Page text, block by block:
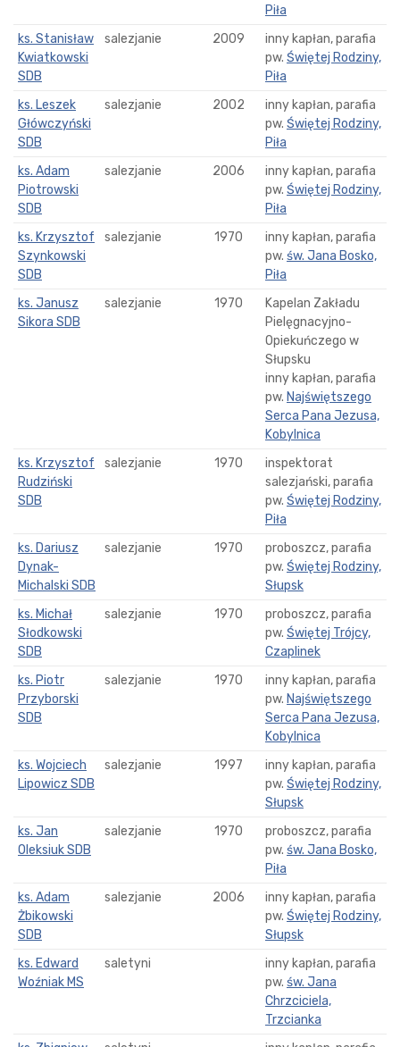
Piła
ks. Stanisław
Kwiatkowski
SDB
salezjanie 2009
inny kapłan, parafia
pw. Świętej Rodziny,
Piła
ks. Leszek
Główczyński
SDB
salezjanie 2002
inny kapłan, parafia
pw. Świętej Rodziny,
Piła
ks. Adam
Piotrowski
SDB
salezjanie 2006
inny kapłan, parafia
pw. Świętej Rodziny,
Piła
ks. Krzysztof
Szynkowski
SDB
salezjanie 1970
inny kapłan, parafia
pw. św. Jana Bosko,
Piła
ks. Janusz
Sikora SDB
salezjanie 1970
Kapelan Zakładu
Pielęgnacyjno-
Opiekuńczego w
Słupsku
inny kapłan, parafia
pw. Najświętszego
Serca Pana Jezusa,
Kobylnica
ks. Krzysztof
Rudziński
SDB
salezjanie 1970
inspektorat
salezjański, parafia
pw. Świętej Rodziny,
Piła
ks. Dariusz
Dynak-
Michalski SDB
salezjanie 1970
proboszcz, parafia
pw. Świętej Rodziny,
Słupsk
ks. Michał
Słodkowski
SDB
salezjanie 1970
proboszcz, parafia
pw. Świętej Trójcy,
Czaplinek
ks. Piotr
Przyborski
SDB
salezjanie 1970
inny kapłan, parafia
pw. Najświętszego
Serca Pana Jezusa,
Kobylnica
ks. Wojciech
Lipowicz SDB
salezjanie 1997
inny kapłan, parafia
pw. Świętej Rodziny,
Słupsk
ks. Jan
Oleksiuk SDB
salezjanie 1970
proboszcz, parafia
pw. św. Jana Bosko,
Piła
ks. Adam
Żbikowski
SDB
salezjanie 2006
inny kapłan, parafia
pw. Świętej Rodziny,
Słupsk
ks. Edward
Woźniak MS
saletyni
inny kapłan, parafia
pw. św. Jana
Chrzciciela,
Trzcianka